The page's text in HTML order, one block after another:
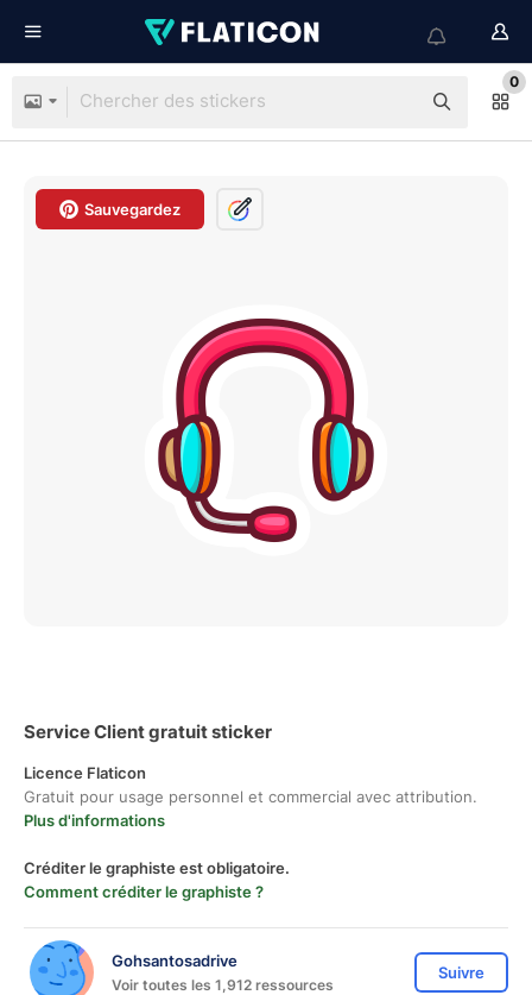
0
Sauvegardez
Service Client gratuit sticker
Licence Flaticon
Gratuit pour usage personnel et commercial avec attribution.
Plus d'informations
Créditer le graphiste est obligatoire.
Comment créditer le graphiste ?
Gohsantosadrive
Voir toutes les 1,912 ressources
Suivre